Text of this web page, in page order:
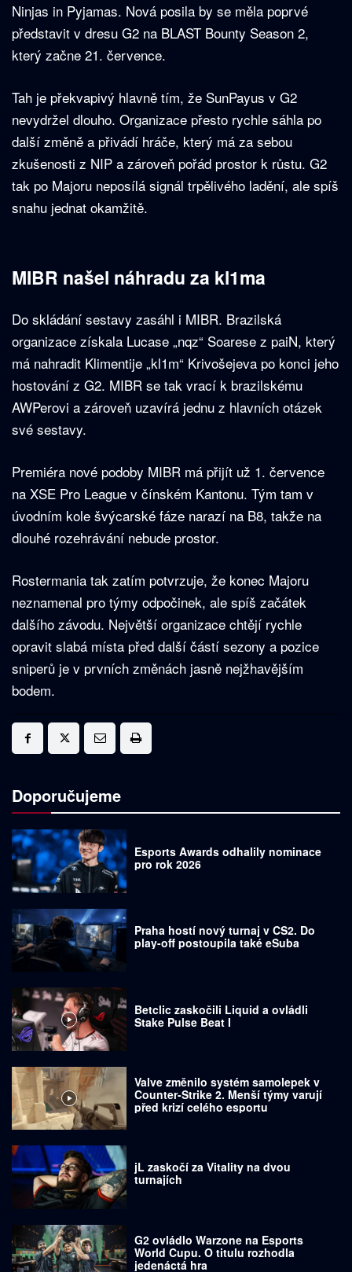
Ninjas in Pyjamas. Nová posila by se měla poprvé
představit v dresu G2 na BLAST Bounty Season 2,
který začne 21. července.
Tah je překvapivý hlavně tím, že SunPayus v G2
nevydržel dlouho. Organizace přesto rychle sáhla po
další změně a přivádí hráče, který má za sebou
zkušenosti z NIP a zároveň pořád prostor k růstu. G2
tak po Majoru neposílá signál trpělivého ladění, ale spíš
snahu jednat okamžitě.
MIBR našel náhradu za kl1ma
Do skládání sestavy zasáhl i MIBR. Brazilská
organizace získala Lucase „nqz“ Soarese z paiN, který
má nahradit Klimentije „kl1m“ Krivošejeva po konci jeho
hostování z G2. MIBR se tak vrací k brazilskému
AWPerovi a zároveň uzavírá jednu z hlavních otázek
své sestavy.
Premiéra nové podoby MIBR má přijít už 1. července
na XSE Pro League v čínském Kantonu. Tým tam v
úvodním kole švýcarské fáze narazí na B8, takže na
dlouhé rozehrávání nebude prostor.
Rostermania tak zatím potvrzuje, že konec Majoru
neznamenal pro týmy odpočinek, ale spíš začátek
dalšího závodu. Největší organizace chtějí rychle
opravit slabá místa před další částí sezony a pozice
sniperů je v prvních změnách jasně nejžhavějším
bodem.
Doporučujeme
Esports Awards odhalily nominace
pro rok 2026
Praha hostí nový turnaj v CS2. Do
play-off postoupila také eSuba
Betclic zaskočili Liquid a ovládli
Stake Pulse Beat I
Valve změnilo systém samolepek v
Counter-Strike 2. Menší týmy varují
před krizí celého esportu
jL zaskočí za Vitality na dvou
turnajích
G2 ovládlo Warzone na Esports
World Cupu. O titulu rozhodla
jedenáctá hra